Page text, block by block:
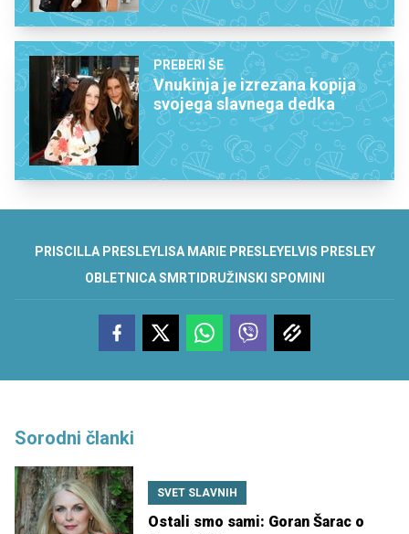
PREBERI ŠE
Vnukinja je izrezana kopija
svojega slavnega dedka
PRISCILLA PRESLEYLISA MARIE PRESLEYELVIS PRESLEY
OBLETNICA SMRTI DRUŽINSKI SPOMINI
Sorodni članki
SVET SLAVNIH
Ostali smo sami: Goran Šarac o